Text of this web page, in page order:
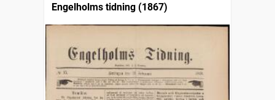
Engelholms tidning (1867)